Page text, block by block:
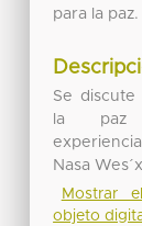
para la paz.
Se discute
la paz
Nasa
Mostrar
objeto